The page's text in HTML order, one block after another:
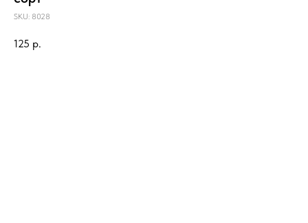
SKU: 8028
125 р.